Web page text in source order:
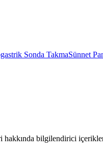
Sonda TakmaSünnet
hakkında bilgilendirici